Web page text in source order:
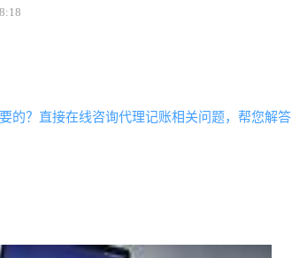
的？直接在线咨询代理记账相关问题，帮您解答